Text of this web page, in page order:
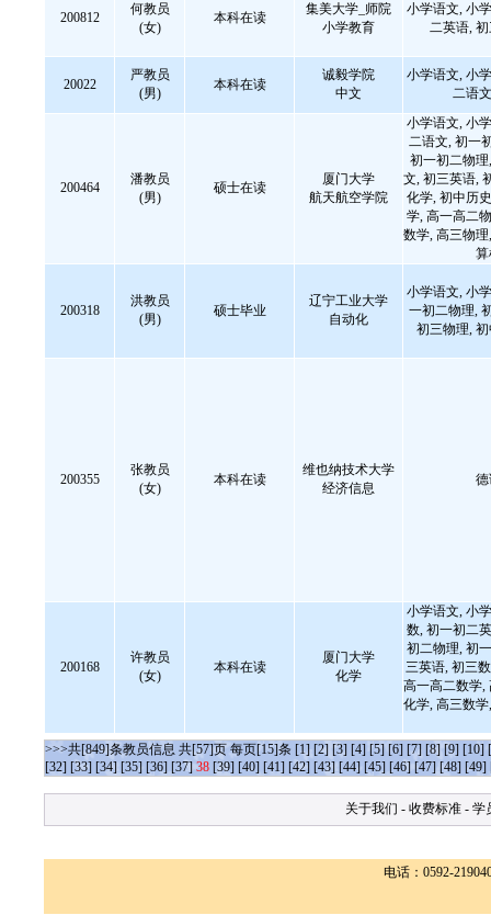
200812
何教员
(女)
本科在读
集美大学_师院
小学教育
小学语文, 小
二英语,
20022
严教员
(男)
本科在读
诚毅学院
中文
小学语文, 小
二语
200464
潘教员
(男)
硕士在读
厦门大学
航天航空学院
小学语文, 小
二语文, 初一
初一初二物
文, 初三英语,
化学, 初中历
学, 高一高二
数学, 高三物
200318
洪教员
(男)
硕士毕业
辽宁工业大学
自动化
小学语文, 小
一初二物理,
初三物理,
200355
张教员
(女)
本科在读
维也纳技术大学
经济信息
200168
许教员
(女)
本科在读
厦门大学
化学
小学语文, 小
数, 初一初二
初二物理, 初
三英语, 初三
高一高二数学,
化学, 高三数
>>>共[849]条教员信息 共[57]页 每页[15]条 [1] [2] [3] [4] [5] [6] [7] [8] [9] [10]
[32] [33] [34] [35] [36] [37] 38 [39] [40] [41] [42] [43] [44] [45] [46] [47] [48] [49]
关于我们 - 收费标准 - 学
电话：0592-